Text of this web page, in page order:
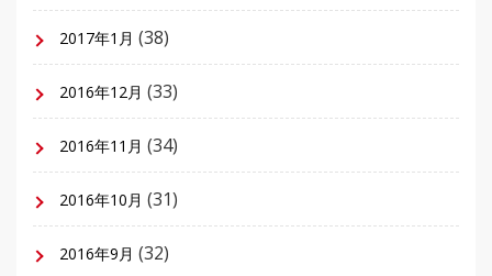
2017年1月 (38)
2016年12月 (33)
2016年11月 (34)
2016年10月 (31)
2016年9月 (32)